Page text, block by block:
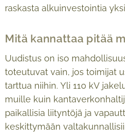
raskasta alkuinvestointia
Mitä kannattaa pitää
Uudistus on iso
toteutuvat vain, jos toimijat
tarttua niihin. Yli 110 kV
muille kuin
paikallisia liityntöjä ja
keskittymään